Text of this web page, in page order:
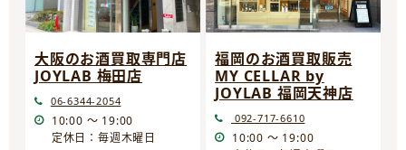
大阪のお酒買取専門店
JOYLAB 梅田店
06-6344-2054
10:00 ～ 19:00
定休日：毎週木曜日
福岡のお酒買取販売
MY CELLAR by
JOYLAB 福岡天神店
092-717-6610
10:00 ～ 19:00